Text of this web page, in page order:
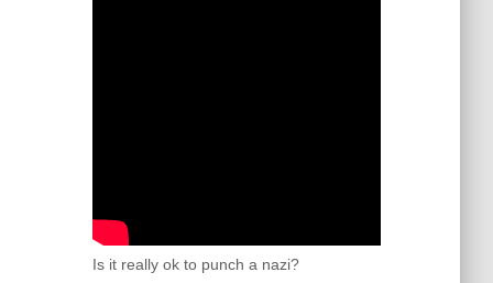
Is it really ok to punch a nazi?